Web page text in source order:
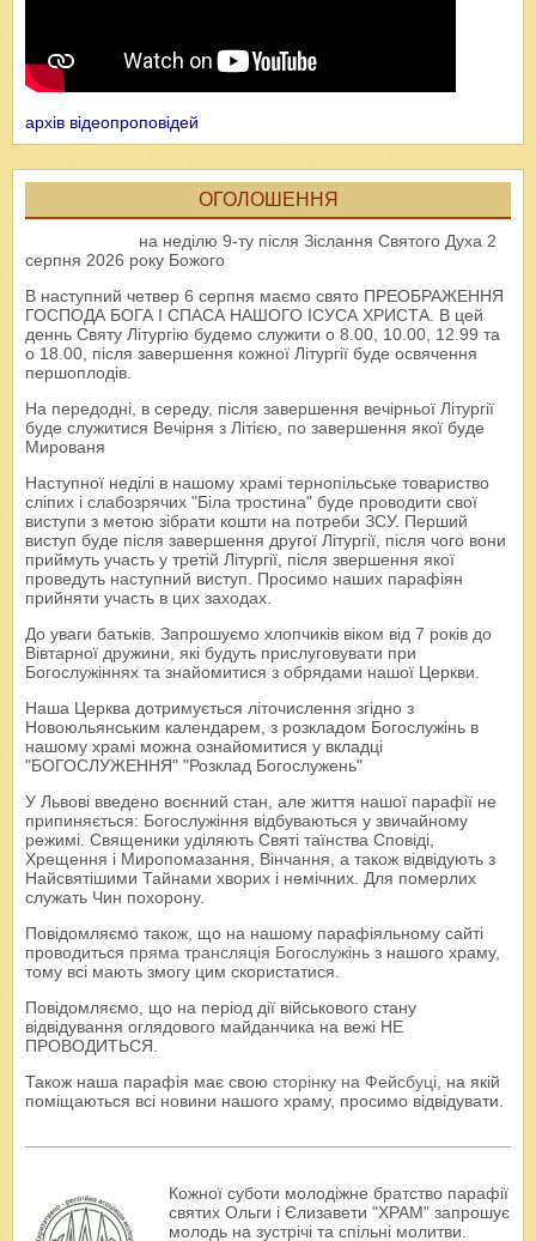
архів відеопроповідей
ОГОЛОШЕННЯ
на неділю 9-ту після Зіслання Святого Духа 2
серпня 2026 року Божого
В наступний четвер 6 серпня маємо свято ПРЕОБРАЖЕННЯ
ГОСПОДА БОГА І СПАСА НАШОГО ІСУСА ХРИСТА. В цей
деннь Святу Літургію будемо служити о 8.00, 10.00, 12.99 та
о 18.00, після завершення кожної Літургії буде освячення
першоплодів.
На передодні, в середу, після завершення вечірньої Літургії
буде служитися Вечірня з Літією, по завершення якої буде
Мированя
Наступної неділі в нашому храмі тернопільське товариство
сліпих і слабозрячих "Біла тростина" буде проводити свої
виступи з метою зібрати кошти на потреби ЗСУ. Перший
виступ буде після завершення другої Літургії, після чого вони
приймуть участь у третій Літургії, після звершення якої
проведуть наступний виступ. Просимо наших парафіян
прийняти участь в цих заходах.
До уваги батьків. Запрошуємо хлопчиків віком від 7 років до
Вівтарної дружини, які будуть прислуговувати при
Богослужіннях та знайомитися з обрядами нашої Церкви.
Наша Церква дотримується літочислення згідно з
Новоюльянським календарем, з розкладом Богослужінь в
нашому храмі можна ознайомитися у вкладці
"БОГОСЛУЖЕННЯ" "Розклад Богослужень"
У Львові введено воєнний стан, але життя нашої парафії не
припиняється: Богослужіння відбуваються у звичайному
режимі. Священики уділяють Святі таїнства Сповіді,
Хрещення і Миропомазання, Вінчання, а також відвідують з
Найсвятішими Тайнами хворих і немічних. Для померлих
служать Чин похорону.
Повідомляємо також, що на нашому парафіяльному сайті
проводиться пряма трансляція Богослужінь з нашого храму,
тому всі мають змогу цим скористатися.
Повідомляємо, що на період дії військового стану
відвідування оглядового майданчика на вежі НЕ
ПРОВОДИТЬСЯ.
Також наша парафія має свою сторінку на Фейсбуці, на якій
поміщаються всі новини нашого храму, просимо відвідувати.
Кожної суботи молодіжне братство парафії
святих Ольги і Єлизавети "ХРАМ" запрошує
молодь на зустрічі та спільні молитви.